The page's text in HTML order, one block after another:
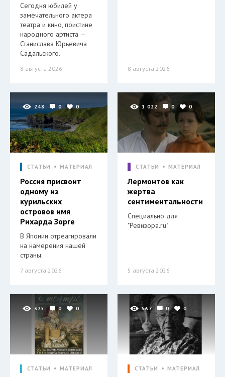
Сегодня юбилей у
замечательного актера
театра и кино, поистине
народного артиста —
Станислава Юрьевича
Садальского.
8 августа 2026 8 августа 2026
248 0 0
СТАТЬИ МАТЕРИАЛ
Россия присвоит
одному из
курильских
островов имя
Рихарда Зорге
В Японии отреагировали
на намерения нашей
страны.
7 августа 2026
1 022 0 0
СТАТЬИ МАТЕРИАЛ
Лермонтов как
жертва
сентиментальности
Специально для
"Ревизора.ru".
5 августа 2026
325 0 0
СТАТЬИ МАТЕРИАЛ
567 0 0
СТАТЬИ МАТЕРИАЛ